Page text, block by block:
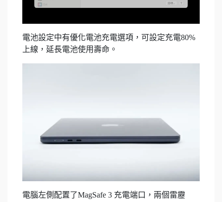
電池設定中有優化電池充電選項，可設定充電80%
上線，延長電池使用壽命。
電腦左側配置了MagSafe 3 充電端口，兩個雷靂